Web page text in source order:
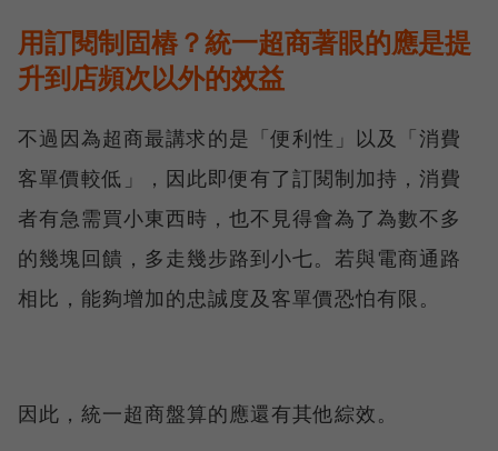
用訂閱制固樁？統一超商著眼的應是提
升到店頻次以外的效益
不過因為超商最講求的是「便利性」以及「消費
客單價較低」，因此即便有了訂閱制加持，消費
者有急需買小東西時，也不見得會為了為數不多
的幾塊回饋，多走幾步路到小七。若與電商通路
相比，能夠增加的忠誠度及客單價恐怕有限。
因此，統一超商盤算的應還有其他綜效。